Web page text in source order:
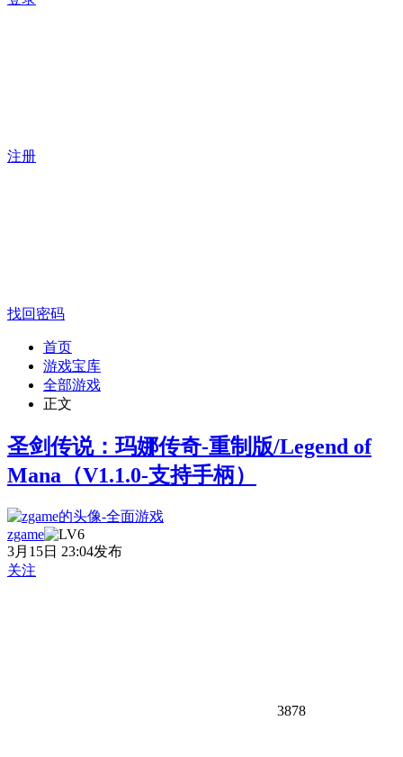
注册
找回密码
首页
游戏宝库
全部游戏
正文
圣剑传说：玛娜传奇-重制版/Legend of
Mana（V1.1.0-支持手柄）
zgame
3月15日 23:04发布
关注
3878